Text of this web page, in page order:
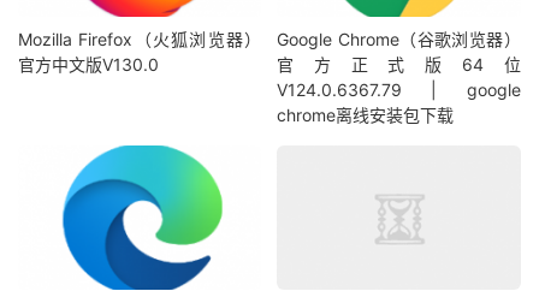
Mozilla Firefox（火狐浏览器）
官方中文版V130.0
Google Chrome（谷歌浏览器）
官方正式版64位
V124.0.6367.79 | google
chrome离线安装包下载